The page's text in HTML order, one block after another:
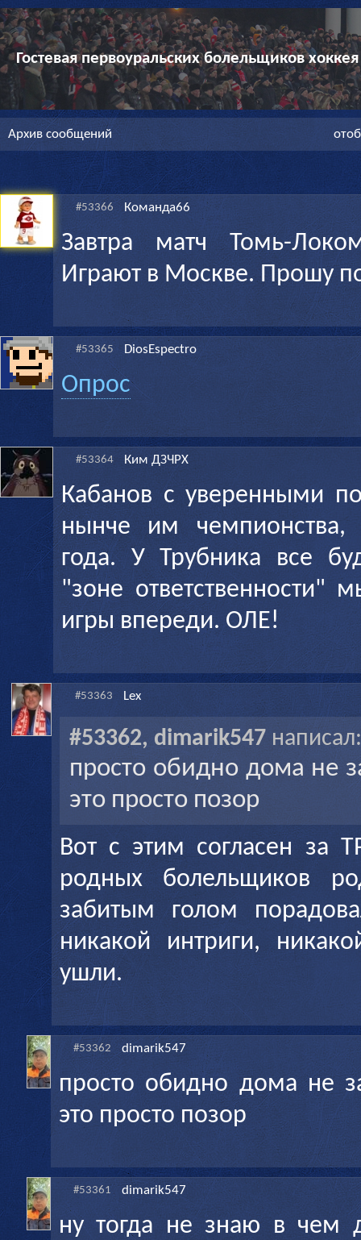
Гостевая первоуральских болельщиков
Архив сообщений
#53366 Команда66
Завтра матч Томь-
Играют в Москве. Прошу
#53365 DiosEspectro
Опрос
#53364 Ким ДЗЧРХ
Кабанов с уверенными
нынче им
года. У Трубника все
"зоне ответственности"
игры впереди. ОЛЕ!
#53363 Lex
#53362, dimarik547написал:
просто обидно дома не
это просто позор
Вот с этим согласен за
родных болельщиков
забитым голом
никакой интриги,
ушли.
#53362 dimarik547
просто обидно дома не
это просто позор
#53361 dimarik547
ну тогда не знаю в чем